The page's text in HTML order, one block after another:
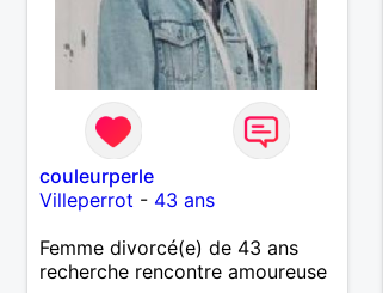
couleurperle
Villeperrot - 43 ans
Femme divorcé(e) de 43 ans
recherche rencontre amoureuse